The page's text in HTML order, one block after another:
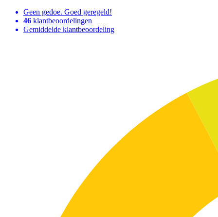
Geen gedoe. Goed geregeld!
46 klantbeoordelingen
Gemiddelde klantbeoordeling